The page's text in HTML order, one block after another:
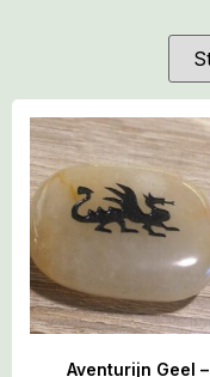
Aventurijn Geel –